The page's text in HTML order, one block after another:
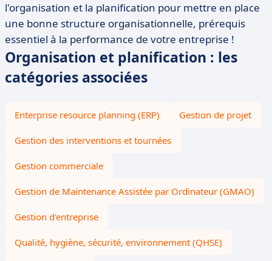
l'organisation et la planification pour mettre en place
une bonne structure organisationnelle, prérequis
essentiel à la performance de votre entreprise !
Organisation et planification : les
catégories associées
Enterprise resource planning (ERP) Gestion de projet
Gestion des interventions et tournées
Gestion commerciale
Gestion de Maintenance Assistée par Ordinateur (GMAO)
Gestion d'entreprise
Qualité, hygiène, sécurité, environnement (QHSE)